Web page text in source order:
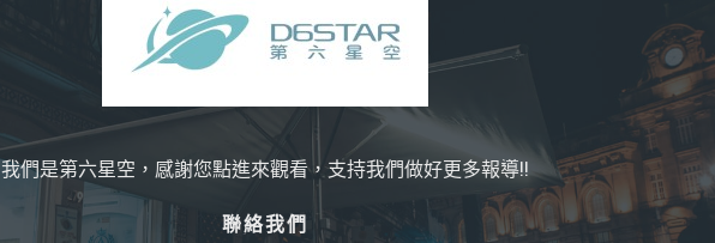
我們是第六星空，感謝您點進來觀看，支持我們做好更多報導!!
聯絡我們